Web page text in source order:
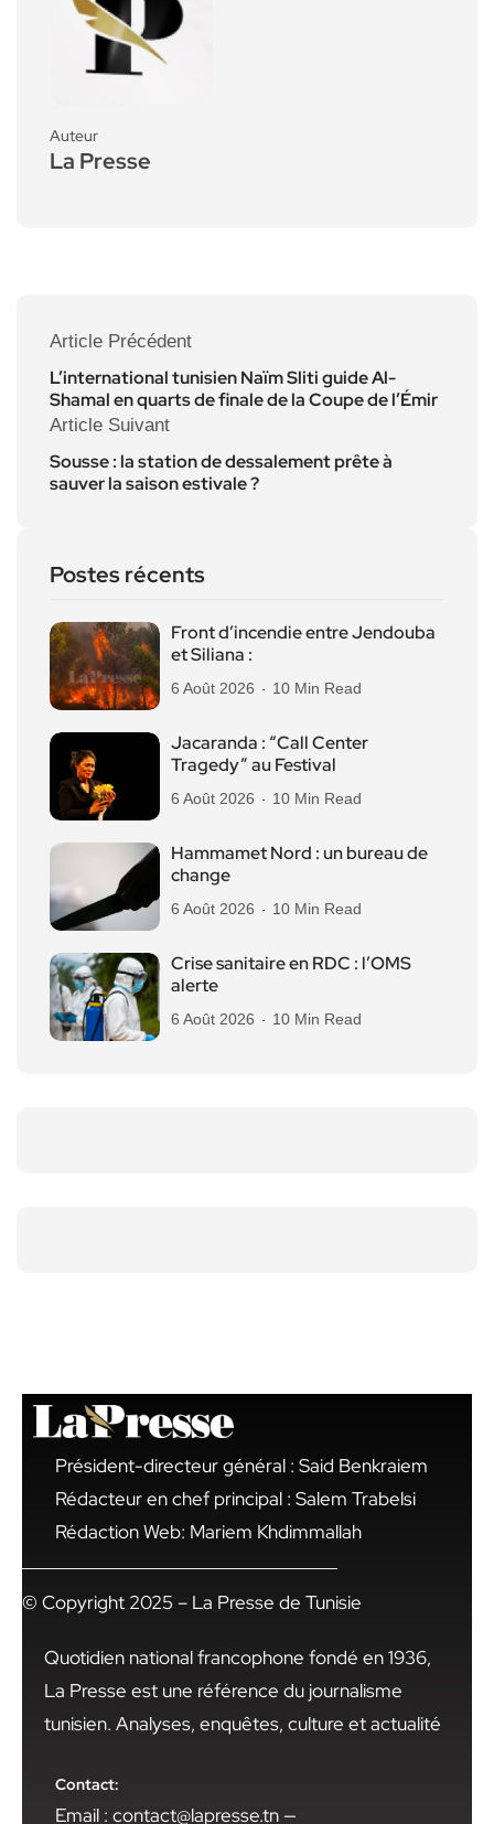
Auteur
La Presse
Article Précédent
L’international tunisien Naïm Sliti guide Al-
Shamal en quarts de finale de la Coupe de l’Émir
Article Suivant
Sousse : la station de dessalement prête à
sauver la saison estivale ?
Postes récents
Front d’incendie entre Jendouba
et Siliana :
6 Août 2026 10 Min Read
Jacaranda : “Call Center
Tragedy” au Festival
6 Août 2026 10 Min Read
Hammamet Nord : un bureau de
change
6 Août 2026 10 Min Read
Crise sanitaire en RDC : l’OMS
alerte
6 Août 2026 10 Min Read
Président-directeur général : Said Benkraiem
Rédacteur en chef principal : Salem Trabelsi
Rédaction Web: Mariem Khdimmallah
© Copyright 2025 – La Presse de Tunisie
Quotidien national francophone fondé en 1936,
La Presse est une référence du journalisme
tunisien. Analyses, enquêtes, culture et actualité
Contact:
Email : contact@lapresse.tn —